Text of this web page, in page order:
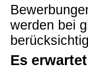
werden bei
Es